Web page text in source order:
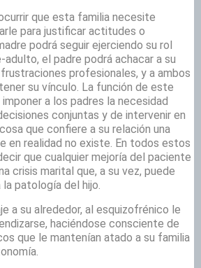
que esta familia necesite
para justificar actitudes o
podrá seguir ejerciendo su rol
el padre podrá achacar a su
profesionales, y a ambos
su vínculo. La función de este
imponer a los padres la necesidad
conjuntas y de intervenir en
que confiere a su relación una
en realidad no existe. En todos estos
que cualquier mejoría del paciente
crisis marital que, a su vez, puede
patología del hijo.
a su alrededor, al esquizofrénico le
haciéndose consciente de
que le mantenían atado a su familia